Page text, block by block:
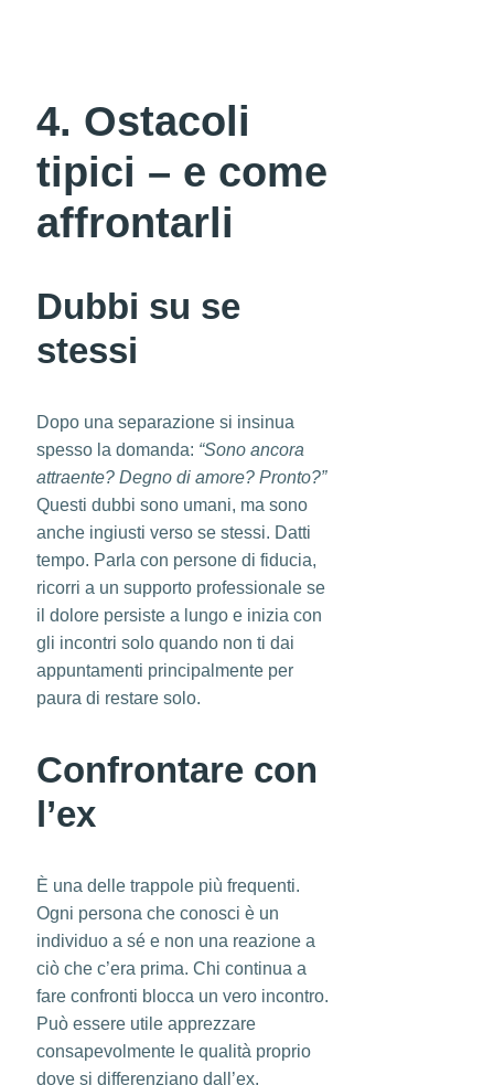
4. Ostacoli
tipici – e come
affrontarli
Dubbi su se
stessi
Dopo una separazione si insinua
spesso la domanda: “Sono ancora
attraente? Degno di amore? Pronto?”
Questi dubbi sono umani, ma sono
anche ingiusti verso se stessi. Datti
tempo. Parla con persone di fiducia,
ricorri a un supporto professionale se
il dolore persiste a lungo e inizia con
gli incontri solo quando non ti dai
appuntamenti principalmente per
paura di restare solo.
Confrontare con
l’ex
È una delle trappole più frequenti.
Ogni persona che conosci è un
individuo a sé e non una reazione a
ciò che c’era prima. Chi continua a
fare confronti blocca un vero incontro.
Può essere utile apprezzare
consapevolmente le qualità proprio
dove si differenziano dall’ex.